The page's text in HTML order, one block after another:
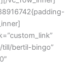
bertil-bingo”